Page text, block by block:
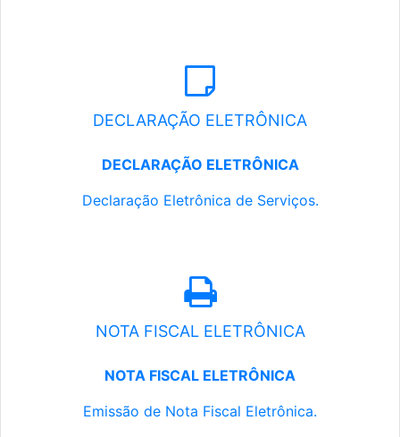
DECLARAÇÃO ELETRÔNICA
DECLARAÇÃO ELETRÔNICA
Declaração Eletrônica de Serviços.
NOTA FISCAL ELETRÔNICA
NOTA FISCAL ELETRÔNICA
Emissão de Nota Fiscal Eletrônica.